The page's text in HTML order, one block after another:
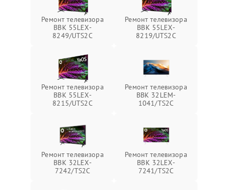
Ремонт телевизора
BBK 55LEX-
8249/UTS2C
Ремонт телевизора
BBK 55LEX-
8219/UTS2C
Ремонт телевизора
BBK 55LEX-
8215/UTS2C
Ремонт телевизора
BBK 32LEM-
1041/TS2C
Ремонт телевизора
BBK 32LEX-
7242/TS2C
Ремонт телевизора
BBK 32LEX-
7241/TS2C